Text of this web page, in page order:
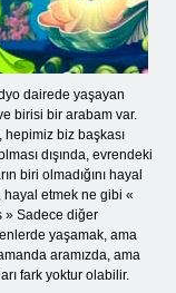
dairede yaşayan
birisi bir arabam var.
hepimiz biz başkası
dışında, evrendeki
biri olmadığını hayal
hayal etmek ne gibi «
» Sadece diğer
yaşamak, ama
aramızda, ama
fark yoktur olabilir.